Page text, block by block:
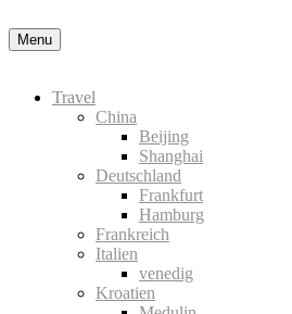
Menu
Travel
China
Beijing
Shanghai
Deutschland
Frankfurt
Hamburg
Frankreich
Italien
venedig
Kroatien
Datenschutzerklärung